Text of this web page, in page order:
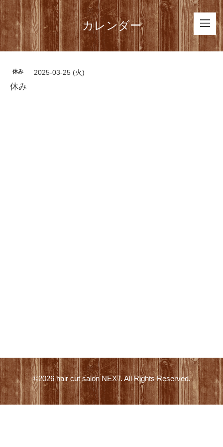
カレンダー
休み 2025-03-25 (火)
休み
©2026hair cut salon NEXT. All Rights Reserved.